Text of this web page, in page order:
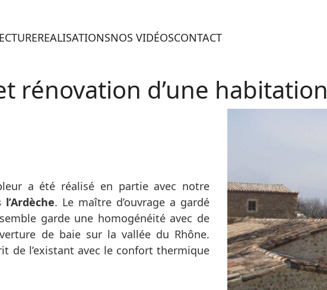
REALISATIONSNOS VIDÉOSCONTACT
rénovation d’une habitation
a été réalisé en partie avec notre
. Le maître d’ouvrage a gardé
garde une homogénéité avec de
de baie sur la vallée du Rhône.
de l’existant avec le confort thermique